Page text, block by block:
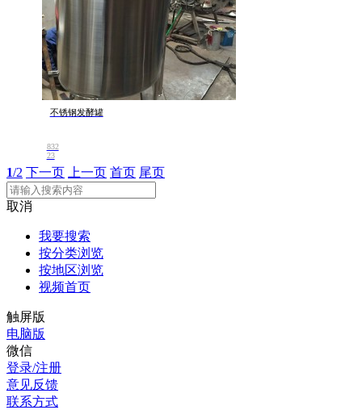
不锈钢发酵罐
832
23
1/2 下一页 上一页 首页 尾页
取消
我要搜索
按分类浏览
按地区浏览
视频首页
触屏版
电脑版
微信
登录/注册
意见反馈
联系方式